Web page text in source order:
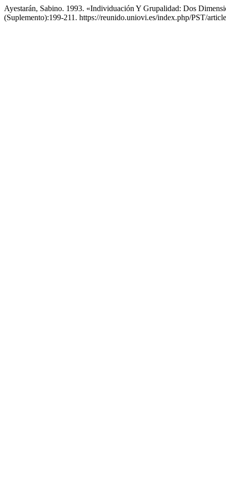
Ayestarán, Sabino. 1993. «Individuación Y Grupalidad: Dos
(Suplemento):199-211. https://reunido.uniovi.es/index.php/PST/